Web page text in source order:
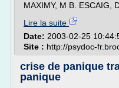
MAXIMY, M B. ESCAIG,
Lire la suite
Date: 2003-02-25
Site : http://psydoc-
crise de panique
panique